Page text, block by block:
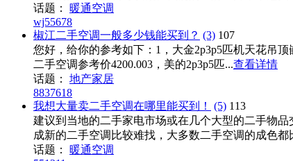
话题：
暖通空调
wj55678
椒江二手空调一般多少钱能买到？ (3) 107
您好，给你的参考如下：1，大金2p3p5匹机天花吊
二手空调参考价4200.003，美的2p3p5匹...查看详情
话题：
地产家居
8837618
我想大量卖二手空调在哪里能买到！
(5) 113
建议到当地的二手家电市场或在几个大型的二手物
成新的二手空调比较难找，大多数二手空调的成色都
话题：
暖通空调